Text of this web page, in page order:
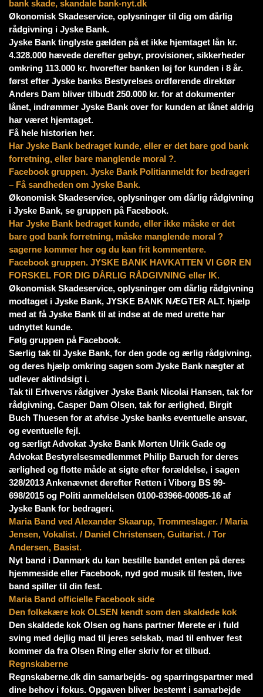
bank skade, skandale bank-nyt.dk
Økonomisk Skadeservice, oplysninger til dig om dårlig
rådgivning i Jyske Bank.
Jyske Bank tinglyste gælden på et ikke hjemtaget lån kr.
4.328.000 hævede derefter gebyr, provisioner, sikkerheder
omkring 113.000 kr. hvorefter banken løj for kunden i 8 år.
først efter Jyske banks Bestyrelses ordførende direktør
Anders Dam bliver tilbudt 250.000 kr. for at dokumenter
lånet, indrømmer Jyske Bank over for kunden at lånet aldrig
har været hjemtaget.
Få hele historien her.
Har Jyske Bank bedraget kunde, eller er det bare god bank
forretning, eller bare manglende moral ?.
Facebook gruppen. Jyske Bank Politianmeldt for bedrageri
– Få sandheden om Jyske Bank.
Økonomisk Skadeservice, oplysninger om dårlig rådgivning
i Jyske Bank, se gruppen på Facebook.
Har Jyske Bank bedraget kunde, eller ikke måske er det
bare god bank forretning, måske manglende moral ?
sagerne kommer her og du kan frit kommentere.
Facebook gruppen. JYSKE BANK HAVKATTEN VI GØR EN
FORSKEL FOR DIG DÅRLIG RÅDGIVNING eller IK.
Økonomisk Skadeservice, oplysninger om dårlig rådgivning
modtaget i Jyske Bank, JYSKE BANK NÆGTER ALT. hjælp
med at få Jyske Bank til at indse at de med urette har
udnyttet kunde.
Følg gruppen på Facebook.
Særlig tak til Jyske Bank, for den gode og ærlig rådgivning,
og deres hjælp omkring sagen som Jyske Bank nægter at
udlever aktindsigt i.
Tak til Erhvervs rådgiver Jyske Bank Nicolai Hansen, tak for
rådgivning, Casper Dam Olsen, tak for ærlighed, Birgit
Buch Thuesen for at afvise Jyske banks eventuelle ansvar,
og eventuelle fejl.
og særligt Advokat Jyske Bank Morten Ulrik Gade og
Advokat Bestyrelsesmedlemmet Philip Baruch for deres
ærlighed og flotte måde at sigte efter forældelse, i sagen
328/2013 Ankenævnet derefter Retten i Viborg BS 99-
698/2015 og Politi anmeldelsen 0100-83966-00085-16 af
Jyske Bank for bedrageri.
Maria Band ved Alexander Skaarup, Trommeslager. / Maria
Jensen, Vokalist. / Daniel Christensen, Guitarist. / Tor
Andersen, Basist.
Nyt band i Danmark du kan bestille bandet enten på deres
hjemmeside eller Facebook, nyd god musik til festen, live
band spiller til din fest.
Maria Band officielle Facebook side
Den folkekære kok OLSEN kendt som den skaldede kok
Den skaldede kok Olsen og hans partner Merete er i fuld
sving med dejlig mad til jeres selskab, mad til enhver fest
kommer da fra Olsen Ring eller skriv for et tilbud.
Regnskaberne
Regnskaberne.dk din samarbejds- og sparringspartner med
dine behov i fokus. Opgaven bliver bestemt i samarbejde